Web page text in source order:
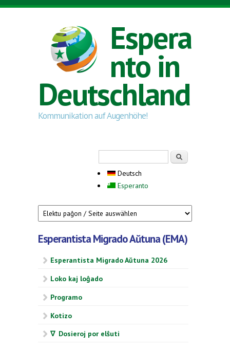
Direkt zum Inhalt
Espera
nto in
Deutschland
Kommunikation auf Augenhöhe!
Deutsch
Esperanto
Esperantista Migrado Aŭtuna (EMA)
Esperantista Migrado Aŭtuna 2026
Loko kaj loĝado
Programo
Kotizo
∇ Dosieroj por elŝuti